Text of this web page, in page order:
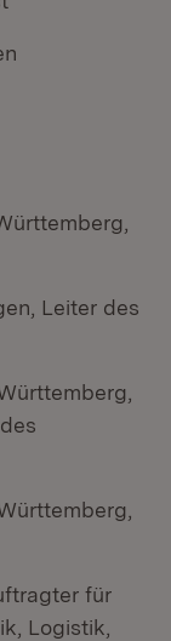
Leiter des
für
Logistik,